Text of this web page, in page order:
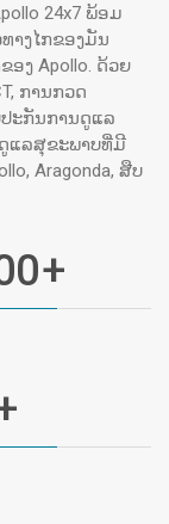
24x7 ພ້ອມ
າງໄກຂອງມັນ
ງ Apollo. ດ້ວຍ
ການກວດ
ປະກັນການດູແລ
ແລສຸຂະພາບທີ່ມີ
Aragonda, ສືບ
+